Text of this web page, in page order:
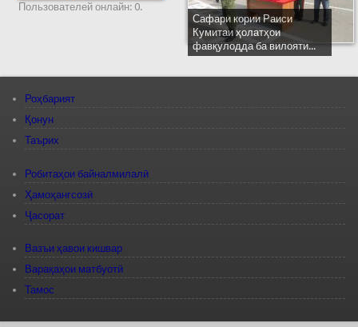
Пользователей онлайн: 0.
Сафари кории Раиси
Кумитаи ҳолатҳои
фавқулодда ба вилояти...
Роҳбарият
Қонун
Таърих
Робитаҳои байналмилалӣ
Ҳамоҳангсозӣ
Ҷасорат
Вазъи ҳавои кишвар
Варақаҳои матбуотӣ
Тамос